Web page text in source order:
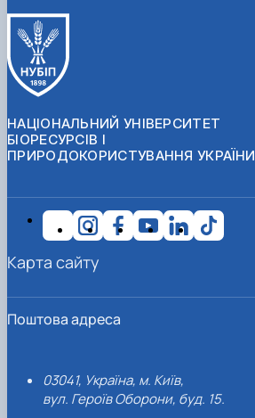
НАЦІОНАЛЬНИЙ УНІВЕРСИТЕТ
БІОРЕСУРСІВ І
ПРИРОДОКОРИСТУВАННЯ УКРАЇНИ
Поштова адреса
03041, Україна, м. Київ,
вул. Героїв Оборони, буд. 15.
Карта сайту